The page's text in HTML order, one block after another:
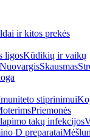
ir kitos prekės
ligosKūdikių ir vaikų
NuovargisSkausmas
stiprinimui
Priemonės
takų infekcijos
D preparatai